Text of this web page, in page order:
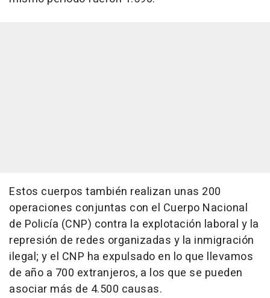
Estos cuerpos también realizan unas 200
operaciones conjuntas con el Cuerpo Nacional
de Policía (CNP) contra la explotación laboral y la
represión de redes organizadas y la inmigración
ilegal; y el CNP ha expulsado en lo que llevamos
de año a 700 extranjeros, a los que se pueden
asociar más de 4.500 causas.